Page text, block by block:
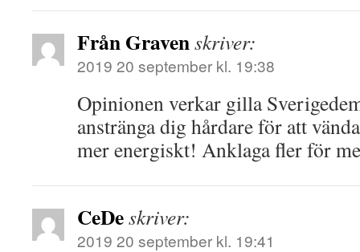
Från Gravenskriver:
2019 20 september kl. 19:38
Opinionen verkar gilla
anstränga dig hårdare för att
mer energiskt! Anklaga fler för
CeDeskriver:
2019 20 september kl. 19:41